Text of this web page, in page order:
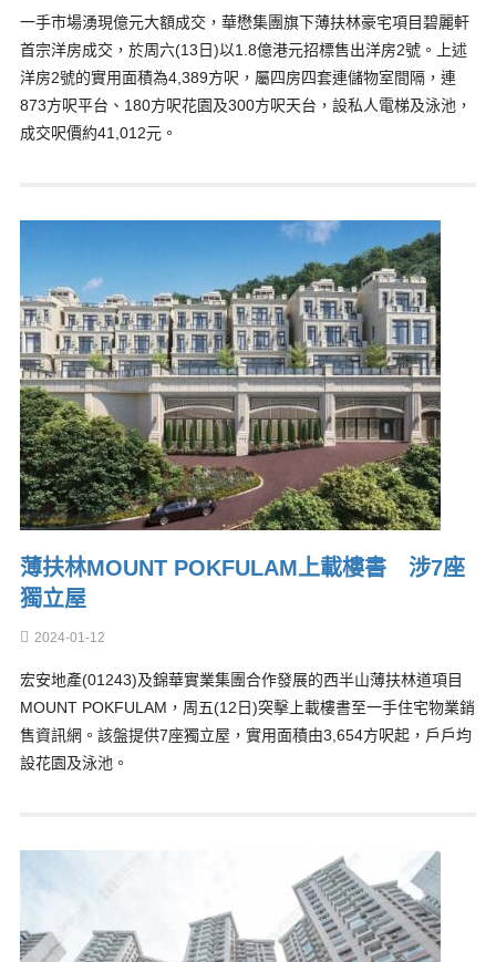
一手市場湧現億元大額成交，華懋集團旗下薄扶林豪宅項目碧麗軒
首宗洋房成交，於周六(13日)以1.8億港元招標售出洋房2號。上述
洋房2號的實用面積為4,389方呎，屬四房四套連儲物室間隔，連
873方呎平台、180方呎花園及300方呎天台，設私人電梯及泳池，
成交呎價約41,012元。
薄扶林MOUNT POKFULAM上載樓書 涉7座
獨立屋
2024-01-12
宏安地產(01243)及錦華實業集團合作發展的西半山薄扶林道項目
MOUNT POKFULAM，周五(12日)突擊上載樓書至一手住宅物業銷
售資訊網。該盤提供7座獨立屋，實用面積由3,654方呎起，戶戶均
設花園及泳池。